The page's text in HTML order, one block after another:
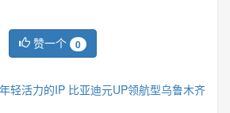
赞一个 0
轻活力的IP 比亚迪元UP领航型乌鲁木齐